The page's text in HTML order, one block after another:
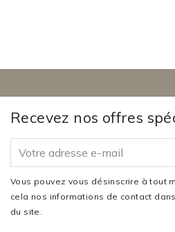
Recevez nos offres
Vous pouvez vous désinscrire à tout
cela nos informations de contact
du site.